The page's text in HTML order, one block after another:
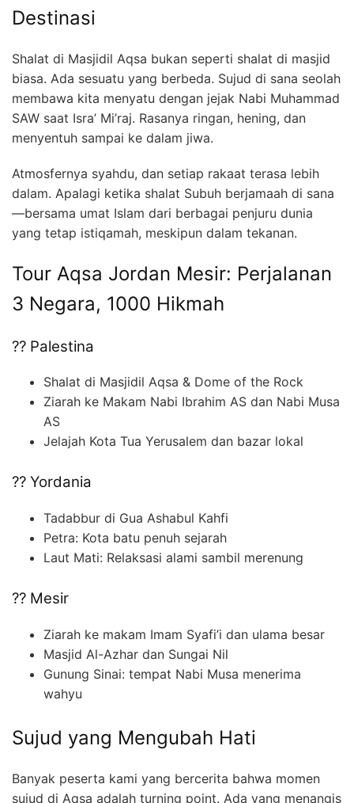
Destinasi
Shalat di Masjidil Aqsa bukan seperti shalat di masjid
biasa. Ada sesuatu yang berbeda. Sujud di sana seolah
membawa kita menyatu dengan jejak Nabi Muhammad
SAW saat Isra’ Mi’raj. Rasanya ringan, hening, dan
menyentuh sampai ke dalam jiwa.
Atmosfernya syahdu, dan setiap rakaat terasa lebih
dalam. Apalagi ketika shalat Subuh berjamaah di sana
—bersama umat Islam dari berbagai penjuru dunia
yang tetap istiqamah, meskipun dalam tekanan.
Tour Aqsa Jordan Mesir: Perjalanan
3 Negara, 1000 Hikmah
?? Palestina
Shalat di Masjidil Aqsa & Dome of the Rock
Ziarah ke Makam Nabi Ibrahim AS dan Nabi Musa
AS
Jelajah Kota Tua Yerusalem dan bazar lokal
?? Yordania
Tadabbur di Gua Ashabul Kahfi
Petra: Kota batu penuh sejarah
Laut Mati: Relaksasi alami sambil merenung
?? Mesir
Ziarah ke makam Imam Syafi’i dan ulama besar
Masjid Al-Azhar dan Sungai Nil
Gunung Sinai: tempat Nabi Musa menerima
wahyu
Sujud yang Mengubah Hati
Banyak peserta kami yang bercerita bahwa momen
sujud di Aqsa adalah turning point. Ada yang menangis